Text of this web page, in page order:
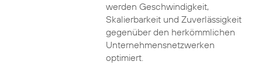
werden Geschwindigkeit,
Skalierbarkeit und Zuverlässigkeit
gegenüber den herkömmlichen
Unternehmensnetzwerken
optimiert.